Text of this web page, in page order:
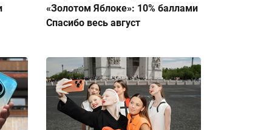
«Золотом Яблоке»: 10% баллами
Спасибо весь август